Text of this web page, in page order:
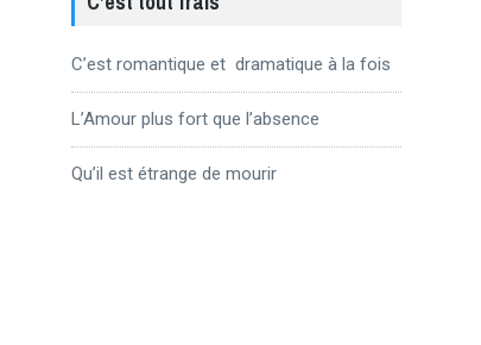
C’est romantique et dramatique à la fois
L’Amour plus fort que l’absence
Qu’il est étrange de mourir